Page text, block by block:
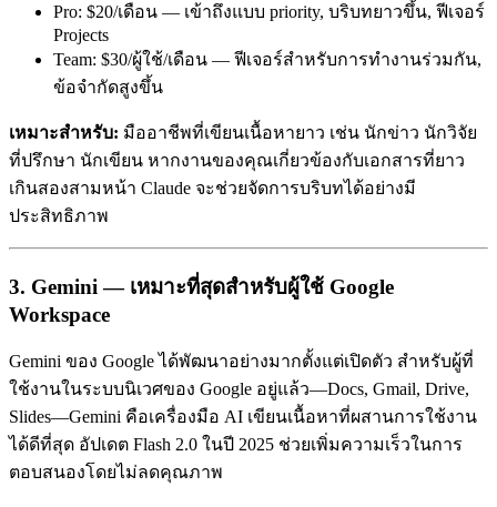
Pro: $20/เดือน — เข้าถึงแบบ priority, บริบทยาวขึ้น, ฟีเจอร์
Projects
Team: $30/ผู้ใช้/เดือน — ฟีเจอร์สำหรับการทำงานร่วมกัน,
ข้อจำกัดสูงขึ้น
เหมาะสำหรับ: มืออาชีพที่เขียนเนื้อหายาว เช่น นักข่าว นักวิจัย
ที่ปรึกษา นักเขียน หากงานของคุณเกี่ยวข้องกับเอกสารที่ยาว
เกินสองสามหน้า Claude จะช่วยจัดการบริบทได้อย่างมี
ประสิทธิภาพ
3. Gemini — เหมาะที่สุดสำหรับผู้ใช้ Google
Workspace
Gemini ของ Google ได้พัฒนาอย่างมากตั้งแต่เปิดตัว สำหรับผู้ที่
ใช้งานในระบบนิเวศของ Google อยู่แล้ว—Docs, Gmail, Drive,
Slides—Gemini คือเครื่องมือ AI เขียนเนื้อหาที่ผสานการใช้งาน
ได้ดีที่สุด อัปเดต Flash 2.0 ในปี 2025 ช่วยเพิ่มความเร็วในการ
ตอบสนองโดยไม่ลดคุณภาพ